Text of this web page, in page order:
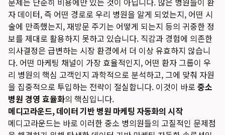
자 데이터, 즉 어떤 경로로 우리 병원을 알게 되었는지, 어떤 시
술에 만족했는지, 재방문 주기는 어떻게 되는지 등의 귀중한 정
보를 제대로 활용하지 못하고 있습니다. 직감과 경험에 의존한
의사결정은 급변하는 시장 환경에서 더 이상 유효하지 않습니
다. 어떤 마케팅 채널이 가장 효율적인지, 어떤 환자 그룹이 우
리 병원의 핵심 고객인지 과학적으로 분석하고, 그에 맞춰 자원
을 집중적으로 투입하는 전략이 절실합니다. 이것이 바로 중소
병원 경영 효율화의 핵심입니다.
메디고라운드, 데이터 기반 병원 마케팅 자동화의 시작
메디고라운드는 바로 이러한 중소 병의원들의 고질적인 문제점